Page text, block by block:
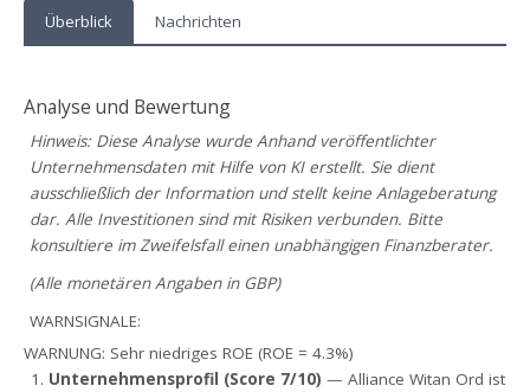
Überblick Nachrichten
Analyse und Bewertung
Hinweis: Diese Analyse wurde Anhand veröffentlichter
Unternehmensdaten mit Hilfe von KI erstellt. Sie dient
ausschließlich der Information und stellt keine Anlageberatung
dar. Alle Investitionen sind mit Risiken verbunden. Bitte
konsultiere im Zweifelsfall einen unabhängigen Finanzberater.
(Alle monetären Angaben in GBP)
WARNSIGNALE:
WARNUNG: Sehr niedriges ROE (ROE = 4.3%)
Unternehmensprofil (Score 7/10) — Alliance Witan Ord ist